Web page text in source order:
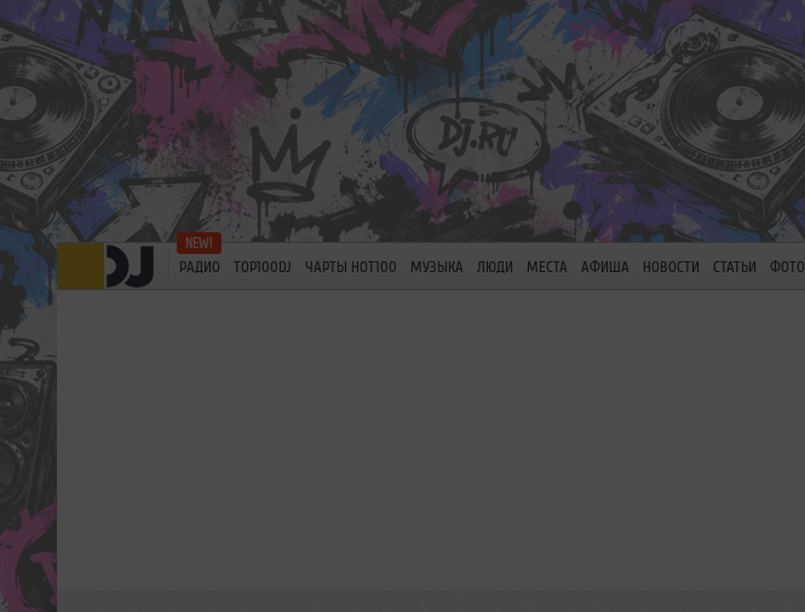
РАДИО TOP100DJ ЧАРТЫ HOT100 МУЗЫКА ЛЮДИ МЕСТА АФИША НОВОСТИ СТАТЬИ ФОТО